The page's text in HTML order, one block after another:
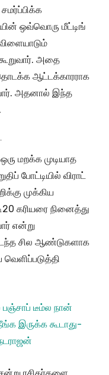
ஒவ்வொரு மீட்டிங்
அதை
ஆட்டக்காரராக
அதனால் இந்த
மறக்க முடியாத
போட்டியில் விராட்
முக்கிய
கரியரை நினைத்து
என்று
சில ஆண்டுகளாக
வெளிப்படுத்தி
பஞ்சாப் டீம்ல நான்
இருக்க கூடாது-